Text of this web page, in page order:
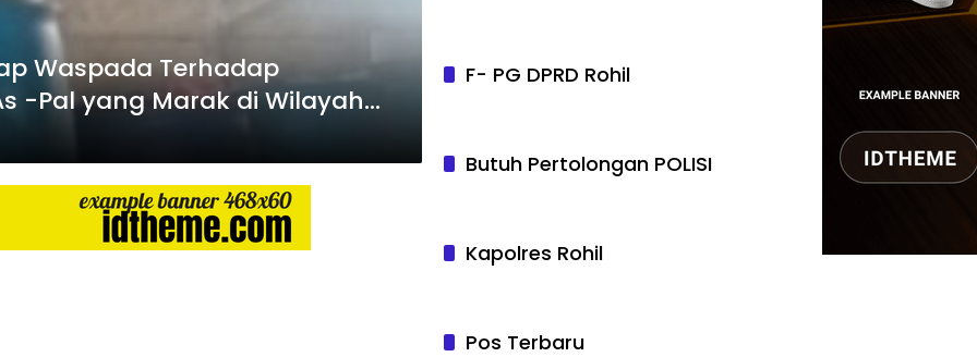
Waspada Terhadap
-Pal yang Marak di Wilayah
F- PG DPRD Rohil
Butuh Pertolongan POLISI
Kapolres Rohil
Pos Terbaru